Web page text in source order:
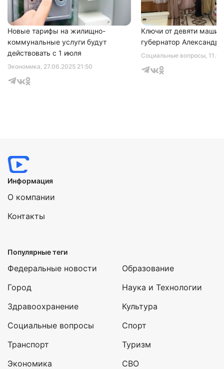
Экономика, 27.06.2025 21:50
Новые тарифы на жилищно-
коммунальные услуги будут
действовать с 1 июля
Социальные вопросы,
Ключи от девяти машин
губернатор Александр
Информация
О компании
Контакты
Популярные теги
Федеральные новости
Город
Здравоохранение
Социальные вопросы
Транспорт
Экономика
Образование
Наука и Технологии
Культура
Спорт
Туризм
СВО